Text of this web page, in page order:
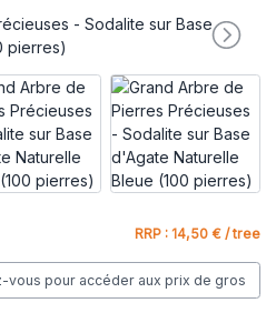
RRP : 14,50 € / tree
vous pour accéder aux prix de gros